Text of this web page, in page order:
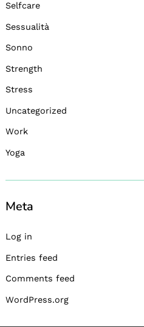
Selfcare
Sessualità
Sonno
Strength
Stress
Uncategorized
Work
Yoga
Meta
Log in
Entries feed
Comments feed
WordPress.org